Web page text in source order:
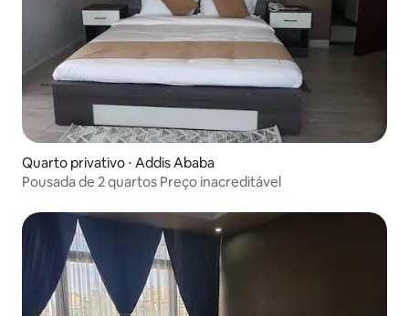
Quarto privativo ⋅ Addis Ababa
Pousada de 2 quartos Preço inacreditável